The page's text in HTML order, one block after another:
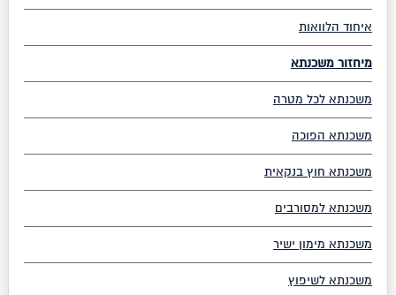
איחוד הלוואות
מיחזור משכנתא
משכנתא לכל מטרה
משכנתא הפוכה
משכנתא חוץ בנקאית
משכנתא למסורבים
משכנתא מימון ישיר
משכנתא לשיפוץ